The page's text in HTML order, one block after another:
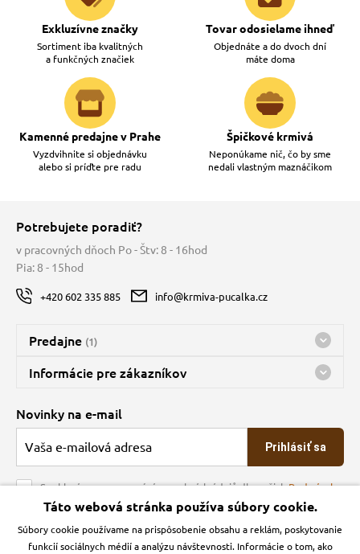
Exkluzívne značky
Sortiment iba kvalitných
a funkčných značiek
Tovar odosielame ihneď
Objednáte a do dvoch dní
máte doma
Kamenné predajne v Prahe
Vyzdvihnite si objednávku
alebo si príďte pre radu
Špičkové krmivá
Neponúkame nič, čo by sme
nedali vlastným maznáčikom
Potrebujete poradiť?
v pracovných dňoch Po - Štv: 8 - 16hod
Pia: 8 - 15hod
+420 602 335 885 info@krmiva-pucalka.cz
Predajne (1)
Predajňa a sklad Kbely
nes máme otvorené 08:00 - 15:00
Informácie pre zákazníkov
O spoločnosti
Veľkoobchod
Obchodné podmienky
Kontakt
Podmienky ochrany osobných údajov
Novinky na e-mail
Prihlásiť sa
Souhlasím se zpracováním osobních údajů dle našichPodmínek
ochrany osobních údajů
Krmiva Pučálka na sociálnych sieťach
Táto webová stránka používa súbory cookie.
Súbory cookie používame na prispôsobenie obsahu a reklám, poskytovanie
funkcií sociálnych médií a analýzu návštevnosti. Informácie o tom, ako